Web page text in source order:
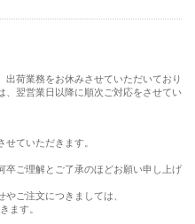
出荷業務をお休みさせていただいており
、翌営業日以降に順次ご対応をさせてい
ていただきます。
卒ご理解とご了承のほどお願い申し上げ
ご注文につきましては、
ます。